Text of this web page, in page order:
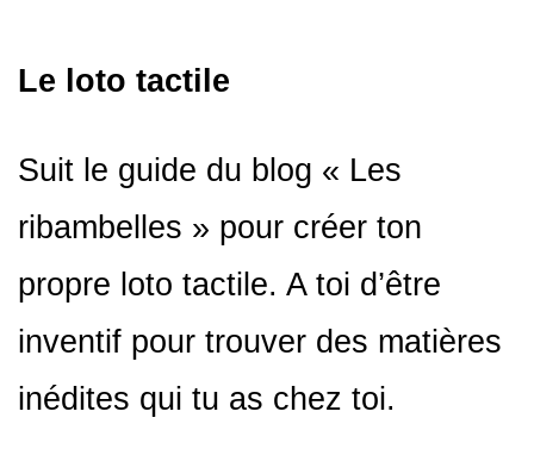
Le loto tactile
Suit le guide du blog « Les
ribambelles » pour créer ton
propre loto tactile. A toi d’être
inventif pour trouver des matières
inédites qui tu as chez toi.